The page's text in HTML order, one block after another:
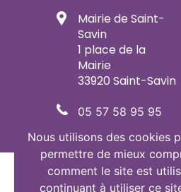
Mairie de Saint-
Savin
1 place de la
Mairie
33920 Saint-Savin
05 57 58 95 95
Nous utilisons des cookies
permettre de mieux
comment le site est
continuant à utiliser ce